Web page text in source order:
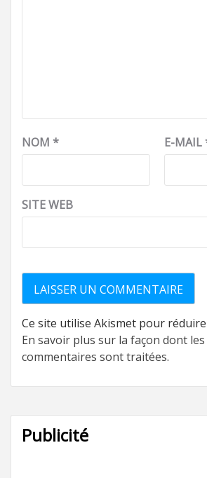
NOM * E-MAIL
SITE WEB
Ce site utilise Akismet pour
En savoir plus sur la façon dont
commentaires sont traitées.
Publicité